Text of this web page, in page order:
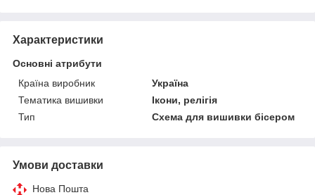
Характеристики
Основні атрибути
Країна виробник
Україна
Тематика вишивки
Ікони, релігія
Тип
Схема для вишивки бісером
Умови доставки
Нова Пошта